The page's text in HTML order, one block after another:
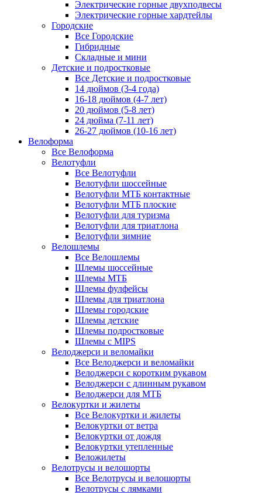
Электрические горные двухподвесы
Электрические горные хардтейлы
Городские
Все Городские
Гибридные
Складные и мини
Детские и подростковые
Все Детские и подростковые
14 дюймов (3-4 года)
16-18 дюймов (4-7 лет)
20 дюймов (5-8 лет)
24 дюйма (7-11 лет)
26-27 дюймов (10-16 лет)
Велоформа
Все Велоформа
Велотуфли
Все Велотуфли
Велотуфли шоссейные
Велотуфли МТБ контактные
Велотуфли МТБ плоские
Велотуфли для туризма
Велотуфли для триатлона
Велотуфли зимние
Велошлемы
Все Велошлемы
Шлемы шоссейные
Шлемы МТБ
Шлемы фулфейсы
Шлемы для триатлона
Шлемы городские
Шлемы детские
Шлемы подростковые
Шлемы с MIPS
Велоджерси и веломайки
Все Велоджерси и веломайки
Велоджерси с коротким рукавом
Велоджерси с длинным рукавом
Велоджерси для МТБ
Велокуртки и жилеты
Все Велокуртки и жилеты
Велокуртки от ветра
Велокуртки от дождя
Велокуртки утепленные
Веложилеты
Велотрусы и велошорты
Все Велотрусы и велошорты
Велотрусы с лямками